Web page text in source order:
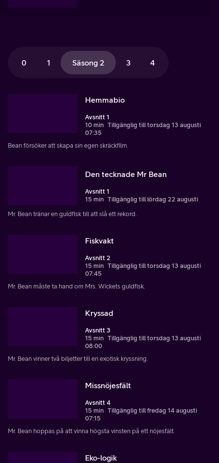
0 1 Säsong 2 3 4
Hemmabio
Avsnitt 1
10 min Tillgänglig till torsdag 13 augusti
07:35
Bean försöker att skapa sin egen skräckfilm.
Den tecknade Mr Bean
Avsnitt 1
15 min Tillgänglig till lördag 22 augusti
Mr. Bean tränar en guldfisk till att slå ett rekord.
Fiskvakt
Avsnitt 2
15 min Tillgänglig till torsdag 13 augusti
07:45
Mr. Bean måste ta hand om Mrs. Wickets guldfisk.
Kryssad
Avsnitt 3
15 min Tillgänglig till torsdag 13 augusti
08:00
Mr. Bean vinner två biljetter till en exotisk kryssning.
Missnöjesfält
Avsnitt 4
15 min Tillgänglig till fredag 14 augusti
07:15
Mr. Bean hoppas på att vinna högsta vinsten på ett nöjesfält.
Eko-logik